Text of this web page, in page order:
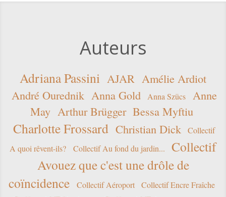
Auteurs
Adriana Passini AJAR Amélie Ardiot
André Ourednik Anna Gold Anna Szücs
Anne
May Arthur Brügger Bessa Myftiu
Charlotte Frossard Christian Dick
Collectif
A quoi rêvent-ils?
Collectif Au fond du jardin...
Collectif
Avouez que c'est une drôle de
coïncidence
Collectif Aéroport Collectif Encre Fraîche